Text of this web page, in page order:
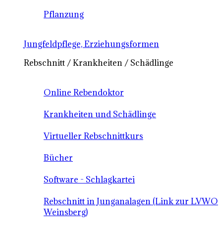
Pflanzung
Jungfeldpflege, Erziehungsformen
Rebschnitt / Krankheiten / Schädlinge
Online Rebendoktor
Krankheiten und Schädlinge
Virtueller Rebschnittkurs
Bücher
Software - Schlagkartei
Rebschnitt in Junganalagen (Link zur LVWO
Weinsberg)